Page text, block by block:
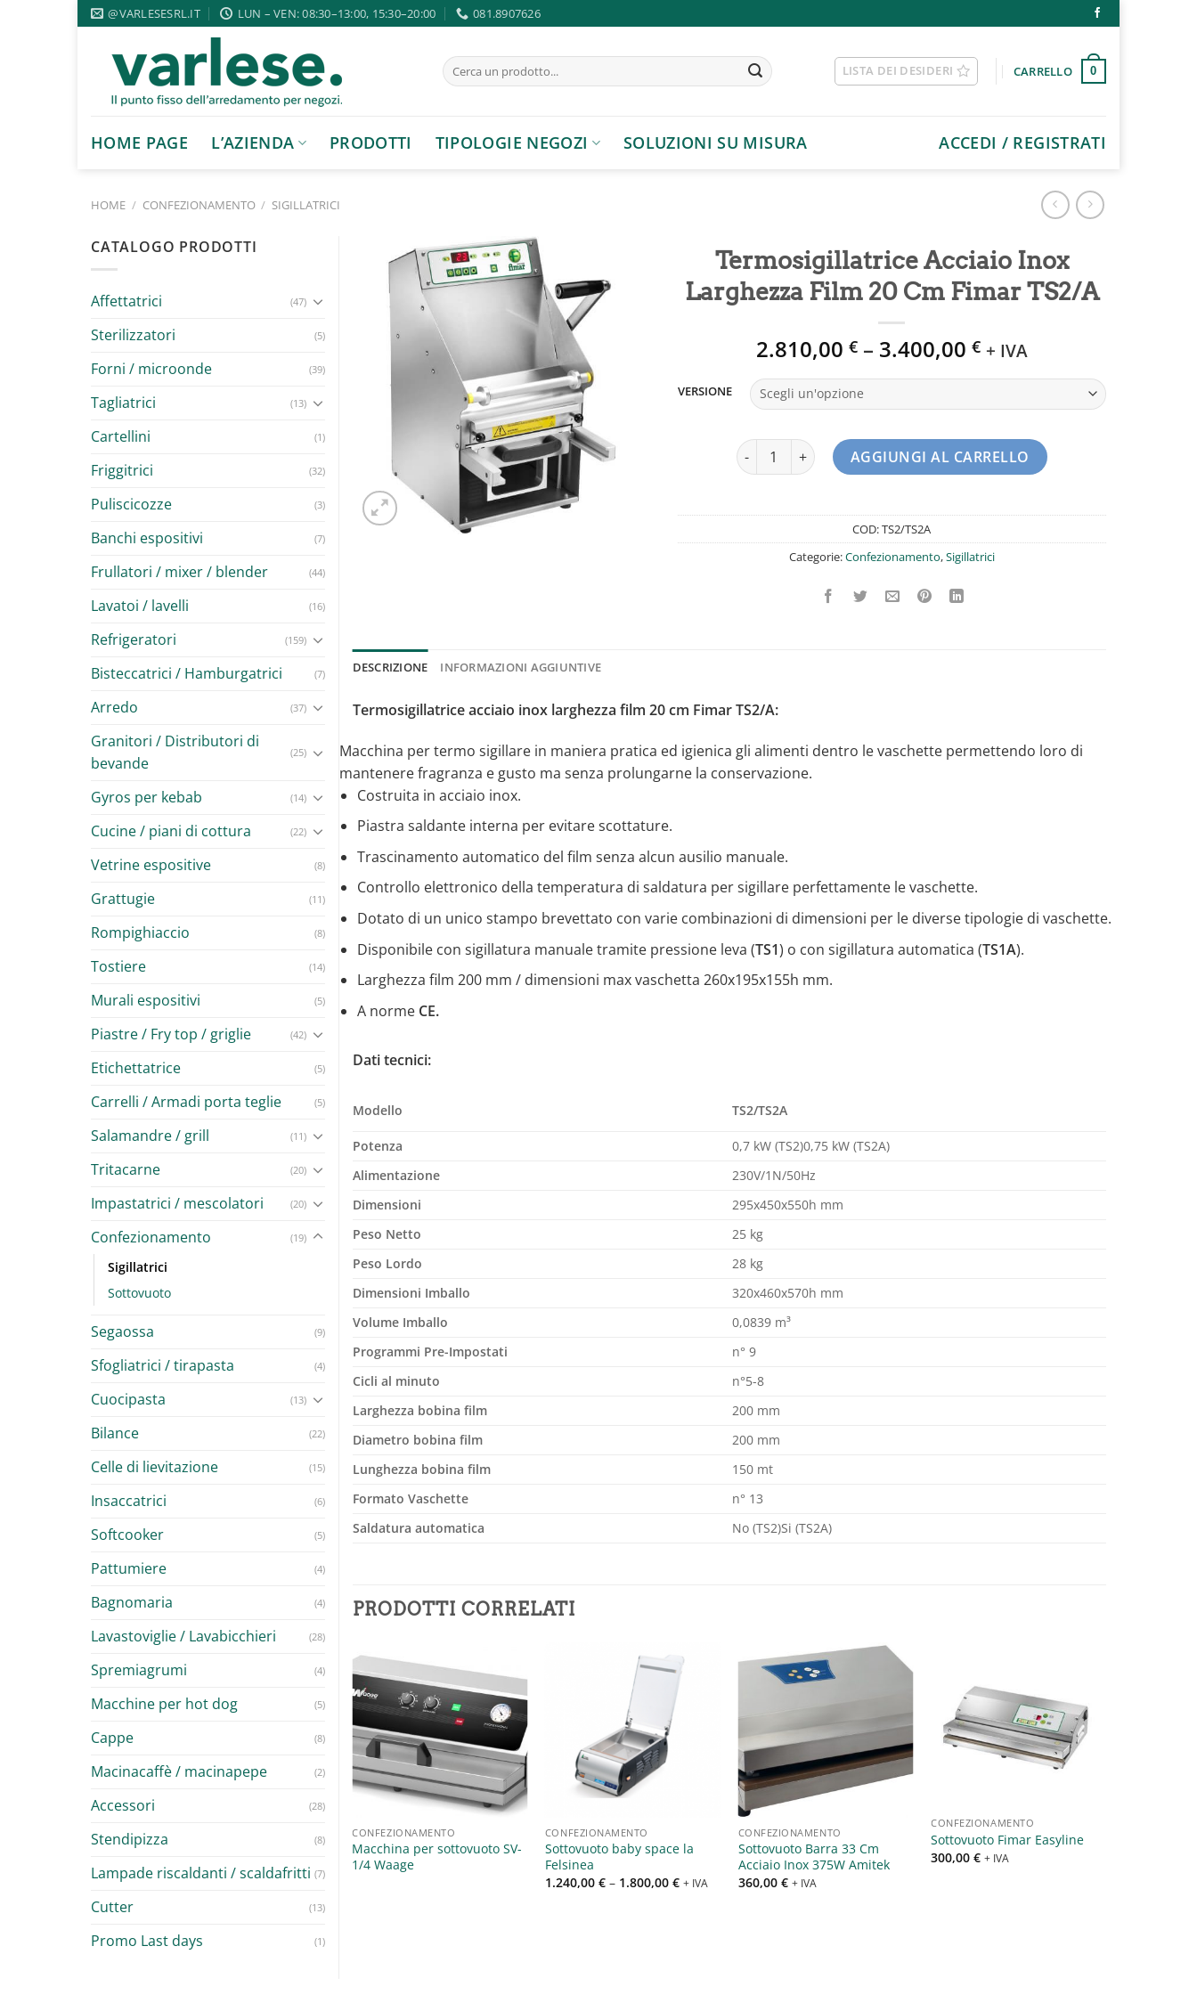
Salta
ai
contenuti
@VARLESESRL.IT LUN – VEN: 08:30–13:00, 15:30–20:00 081.8907626
Cerca: LISTA DEI DESIDERI CARRELLO 0
HOME PAGE L’AZIENDA PRODOTTI TIPOLOGIE NEGOZI SOLUZIONI SU MISURA ACCEDI / REGISTRATI
HOME / CONFEZIONAMENTO / SIGILLATRICI
CATALOGO PRODOTTI
Affettatrici (47)
Sterilizzatori (5)
Forni / microonde (39)
Tagliatrici (13)
Cartellini (1)
Friggitrici (32)
Puliscicozze (3)
Banchi espositivi (7)
Frullatori / mixer / blender (44)
Lavatoi / lavelli (16)
Refrigeratori (159)
Bisteccatrici / Hamburgatrici (7)
Arredo (37)
Granitori / Distributori di
bevande
(25)
Gyros per kebab (14)
Cucine / piani di cottura (22)
Vetrine espositive (8)
Grattugie (11)
Rompighiaccio (8)
Tostiere (14)
Murali espositivi (5)
Piastre / Fry top / griglie (42)
Etichettatrice (5)
Carrelli / Armadi porta teglie (5)
Salamandre / grill (11)
Tritacarne (20)
Impastatrici / mescolatori (20)
Confezionamento (19)
Sigillatrici
Sottovuoto
Segaossa (9)
Sfogliatrici / tirapasta (4)
Cuocipasta (13)
Bilance (22)
Celle di lievitazione (15)
Insaccatrici (6)
Softcooker (5)
Pattumiere (4)
Bagnomaria (4)
Lavastoviglie / Lavabicchieri (28)
Spremiagrumi (4)
Macchine per hot dog (5)
Cappe (8)
Macinacaffè / macinapepe (2)
Accessori (28)
Stendipizza (8)
Lampade riscaldanti / scaldafritti (7)
Cutter (13)
Promo Last days (1)
desideri
Termosigillatrice Acciaio Inox
Larghezza Film 20 Cm Fimar TS2/A
2.810,00 €– 3.400,00 € + IVA
VERSIONE
Termosigillatrice Acciaio Inox Larghezza Film 20 Cm Fimar TS2/A quantità
AGGIUNGI AL CARRELLO
COD:TS2/TS2A
Categorie:Confezionamento,Sigillatrici
DESCRIZIONE INFORMAZIONI AGGIUNTIVE
Termosigillatrice acciaio inox larghezza film 20 cm Fimar TS2/A:
Macchina per termo sigillare in maniera pratica ed igienica gli alimenti dentro le vaschette permettendo loro di
mantenere fragranza e gusto ma senza prolungarne la conservazione.
Costruita in acciaio inox.
Piastra saldante interna per evitare scottature.
Trascinamento automatico del film senza alcun ausilio manuale.
Controllo elettronico della temperatura di saldatura per sigillare perfettamente le vaschette.
Dotato di un unico stampo brevettato con varie combinazioni di dimensioni per le diverse tipologie di vaschette.
Disponibile con sigillatura manuale tramite pressione leva (TS1) o con sigillatura automatica (TS1A).
Larghezza film 200 mm / dimensioni max vaschetta 260x195x155h mm.
A norme CE.
Dati tecnici:
Modello TS2/TS2A
Potenza
0,7 kW (TS2)0,75 kW (TS2A)
Alimentazione
230V/1N/50Hz
Dimensioni
295x450x550h mm
Peso Netto
25 kg
Peso Lordo
28 kg
Dimensioni Imballo
320x460x570h mm
Volume Imballo
0,0839 m³
Programmi Pre-Impostati
n° 9
Cicli al minuto
n°5-8
Larghezza bobina film
200 mm
Diametro bobina film
200 mm
Lunghezza bobina film
150 mt
Formato Vaschette
n° 13
Saldatura automatica
No (TS2)Si (TS2A)
PRODOTTI CORRELATI
Aggiungi
alla lista
dei
desideri
CONFEZIONAMENTO
Macchina per sottovuoto SV-
1/4 Waage
Aggiungi
alla lista
desideri
CONFEZIONAMENTO
Sottovuoto baby space la
Felsinea
1.240,00 €– 1.800,00 € + IVA
alla lista
dei
desideri
CONFEZIONAMENTO
Sottovuoto Barra 33 Cm
Acciaio Inox 375W Amitek
360,00 € + IVA
Aggiungi
alla lista
dei
desideri
CONFEZIONAMENTO
Sottovuoto Fimar Easyline
300,00€ + IVA
alla lista
dei
Automatica
Inox Larghezza Film
alla lista
Sottovuoto a barra Fama